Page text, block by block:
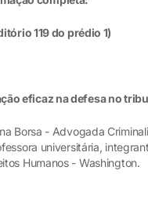
119 do prédio 1)
eficaz na defesa no
Borsa - Advogada
universitária,
Humanos - Washington.